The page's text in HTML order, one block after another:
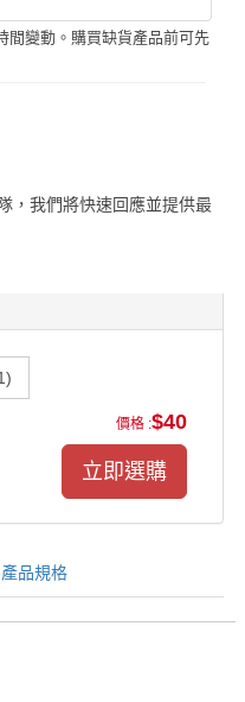
間變動。購買缺貨產品前可先
，我們將快速回應並提供最
價格 :$40
產品規格